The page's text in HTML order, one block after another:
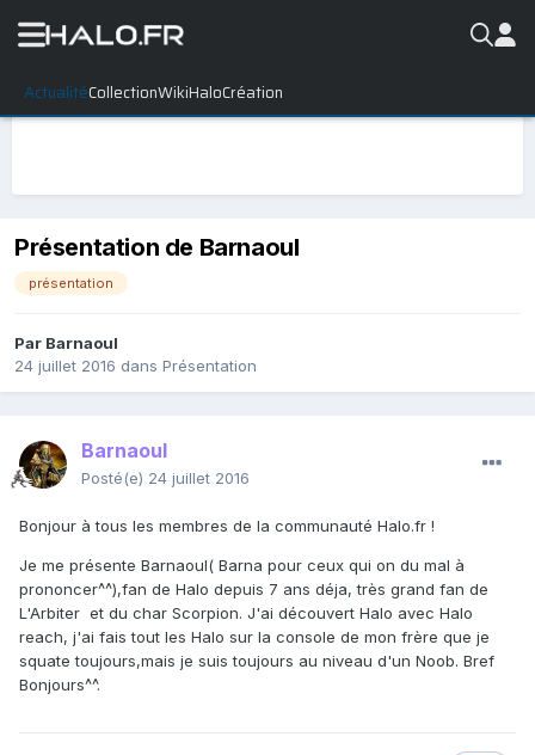
ActualitéCollectionWikiHaloCréation
Présentation de Barnaoul
présentation
Par Barnaoul
24 juillet 2016 dans Présentation
Barnaoul
Posté(e) 24 juillet 2016
Bonjour à tous les membres de la communauté Halo.fr !
Je me présente Barnaoul( Barna pour ceux qui on du mal à
prononcer^^),fan de Halo depuis 7 ans déja, très grand fan de
L'Arbiter et du char Scorpion. J'ai découvert Halo avec Halo
reach, j'ai fais tout les Halo sur la console de mon frère que je
squate toujours,mais je suis toujours au niveau d'un Noob. Bref
Bonjours^^.